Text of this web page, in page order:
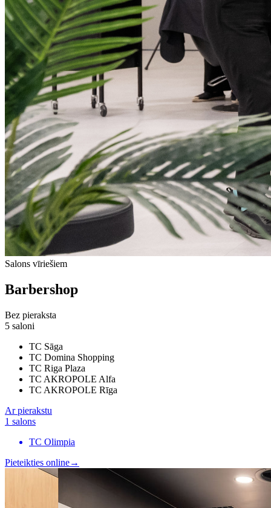
Salons vīriešiem
Barbershop
Bez pieraksta
5 saloni
TC Sāga
TC Domina Shopping
TC Riga Plaza
TC AKROPOLE Alfa
TC AKROPOLE Rīga
Ar pierakstu
1 salons
TC Olimpia
Pieteikties online→